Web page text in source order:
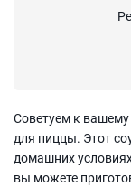
Советуем к
для пиццы. Этот
домашних
вы можете